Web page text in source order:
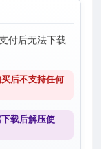
付后无法下载
后不支持任何
下载后解压使